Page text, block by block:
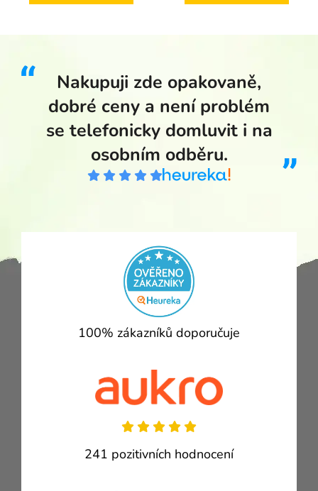
Nakupuji zde opakovaně,
dobré ceny a není problém
se telefonicky domluvit i na
osobním odběru.
100% zákazníků doporučuje
241 pozitivních hodnocení